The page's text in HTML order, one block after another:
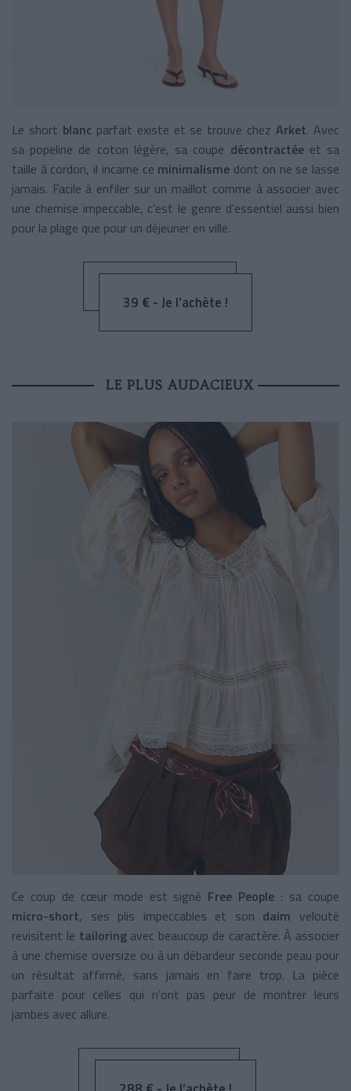
Le short blanc parfait existe et se trouve chezArket. Avec
sa popeline de coton légère, sa coupe décontractéeet sa
taille à cordon, il incarne ce minimalisme dont on ne se lasse
jamais. Facile à enfiler sur un maillot comme à associer avec
une chemise impeccable, c’est le genre d’essentiel aussi bien
pour la plage que pour un déjeuner en ville.
39 € - Je l’achète !
LE PLUS AUDACIEUX
Ce coup de cœur mode est signé Free People : sa coupe
micro-short, ses plis impeccables et son daim velouté
revisitent le tailoringavec beaucoup de caractère.À associer
à une chemise oversize ou à un débardeur seconde peau pour
un résultat affirmé, sans jamais en faire trop. La pièce
parfaite pour celles qui n’ont pas peur de montrer leurs
jambes avec allure.